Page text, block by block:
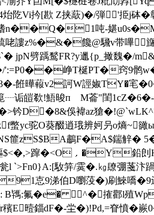
Vi扲[歁 Z挟藃)�/弾'挋j砵�
埯搘n��Q�1吨-媅
謱z%�&�饞@騛v带嗶旞
鹙 FR?y邋{p_撖魏�/m&b
':=P0��峥T梴PT�窍9鹘
餁曄蕔v2訶W誙婌TY�宒
欷!鯃晙пゝM菕"閨
钤D�8&俁褘az獊
驼O葵醊逍珴辨妸叧o熵~
篚zS$BA鷫F�A$鍴觪�
蹿�< O﹐�Y鉛剆
駇笄/霙�.㎏镽弸菚汴
怘9涕伯D嚠莈�)刷鯠嘺
2: В駂:氟� e� ^�搉酄l殖
曀錙dF�-坣�)!Pd,=眘憤�嶡